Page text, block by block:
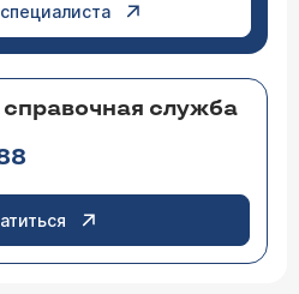
справочная служба